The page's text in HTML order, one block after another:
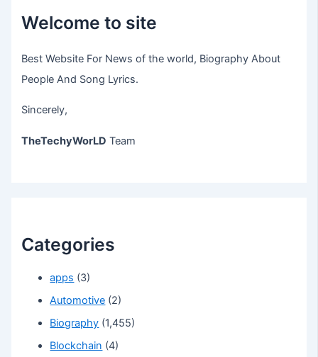
Welcome to site
Best Website For News of the world, Biography About
People And Song Lyrics.
Sincerely,
TheTechyWorLD Team
Categories
apps (3)
Automotive (2)
Biography (1,455)
Blockchain (4)